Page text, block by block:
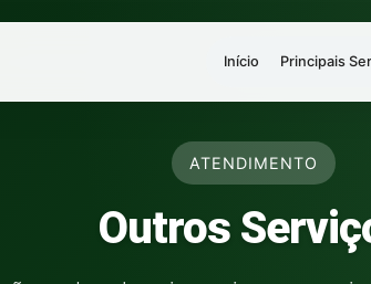
Início Principais
ATENDIMENTO
Outros